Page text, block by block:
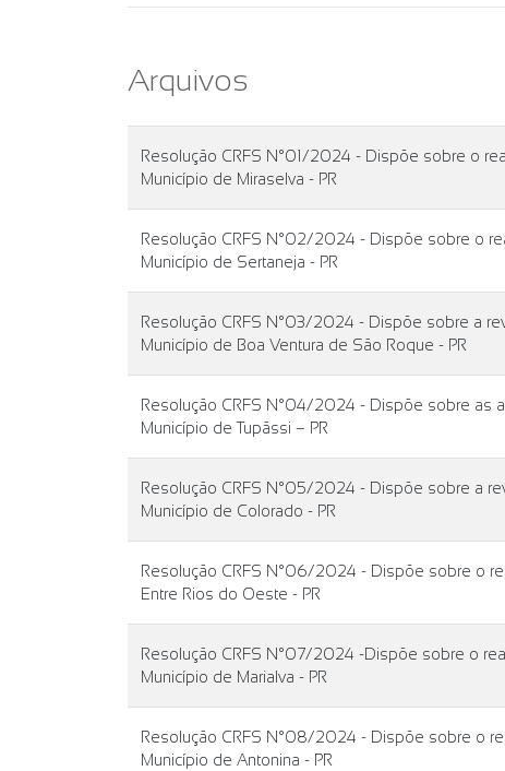
Arquivos
Resolução CRFS N°01/2024 - Dispõe sobre o
Município de Miraselva - PR
Resolução CRFS N°02/2024 - Dispõe sobre o
Município de Sertaneja - PR
Resolução CRFS N°03/2024 - Dispõe sobre a
Município de Boa Ventura de São Roque - PR
Resolução CRFS N°04/2024 - Dispõe sobre as
Município de Tupãssi – PR
Resolução CRFS N°05/2024 - Dispõe sobre a
Município de Colorado - PR
Resolução CRFS N°06/2024 - Dispõe sobre o
Entre Rios do Oeste - PR
Resolução CRFS N°07/2024 -Dispõe sobre o
Município de Marialva - PR
Resolução CRFS N°08/2024 - Dispõe sobre o
Município de Antonina - PR